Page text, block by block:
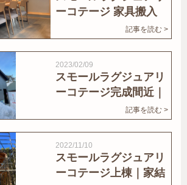
ーコテージ 家具搬入
記事を読む >
2023/02/09
スモールラグジュアリ
ーコテージ完成間近｜
記事を読む >
2022/11/10
スモールラグジュアリ
ーコテージ上棟｜家結